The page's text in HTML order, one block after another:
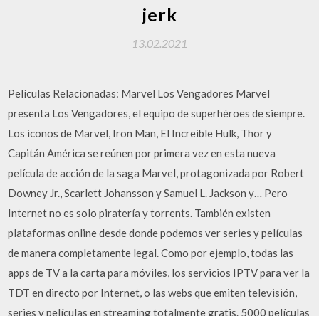
jerk
13.02.2021
Películas Relacionadas: Marvel Los Vengadores Marvel
presenta Los Vengadores, el equipo de superhéroes de siempre.
Los iconos de Marvel, Iron Man, El Increible Hulk, Thor y
Capitán América se reúnen por primera vez en esta nueva
película de acción de la saga Marvel, protagonizada por Robert
Downey Jr., Scarlett Johansson y Samuel L. Jackson y… Pero
Internet no es solo piratería y torrents. También existen
plataformas online desde donde podemos ver series y películas
de manera completamente legal. Como por ejemplo, todas las
apps de TV a la carta para móviles, los servicios IPTV para ver la
TDT en directo por Internet, o las webs que emiten televisión,
series y películas en streaming totalmente gratis. 5000 películas